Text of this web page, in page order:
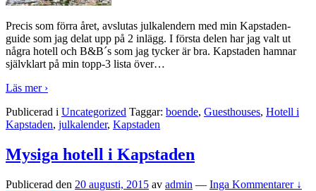
Precis som förra året, avslutas julkalendern med min Kapstaden-
guide som jag delat upp på 2 inlägg. I första delen har jag valt ut
några hotell och B&B´s som jag tycker är bra. Kapstaden hamnar
självklart på min topp-3 lista över…
Läs mer ›
Publicerad i Uncategorized Taggar: boende, Guesthouses, Hotell i
Kapstaden, julkalender, Kapstaden
Mysiga hotell i Kapstaden
Publicerad den 20 augusti, 2015 av admin — Inga Kommentarer ↓